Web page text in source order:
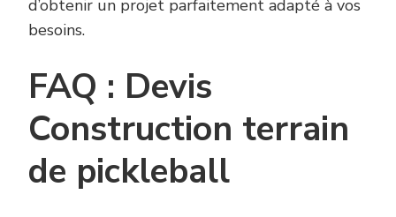
d’obtenir un projet parfaitement adapté à vos
besoins.
FAQ : Devis
Construction terrain
de pickleball